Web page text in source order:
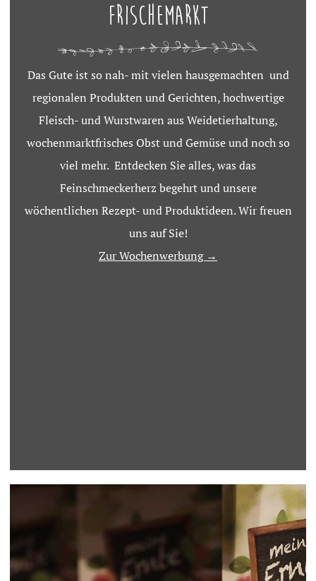
Frischemarkt
Das Gute ist so nah- mit vielen hausgemachten und
regionalen Produkten und Gerichten, hochwertige
Fleisch- und Wurstwaren aus Weidetierhaltung,
wochenmarktfrisches Obst und Gemüse und noch so
viel mehr. Entdecken Sie alles, was das
Feinschmeckerherz begehrt und unsere
wöchentlichen Rezept- und Produktideen. Wir freuen
uns auf Sie!
Zur Wochenwerbung →